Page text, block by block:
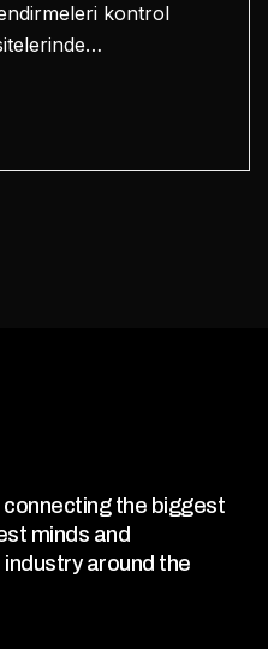
kontrol
the biggest
minds and
around the